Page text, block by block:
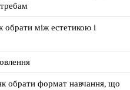
обрати між естетикою і
обрати формат навчання, що